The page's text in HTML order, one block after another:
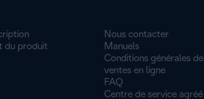
du produit
Nous contacter
Manuels
Conditions générales de
ventes en ligne
FAQ
Centre de service agréé